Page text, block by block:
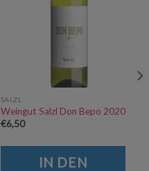
SALZL
Weingut Salzl Don Bepo 2020
€6,50
IN DEN